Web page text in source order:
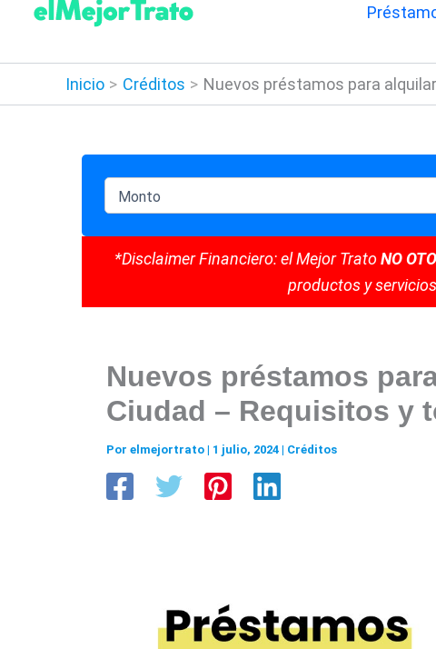
contenido
Inicio Créditos Nuevos préstamos para
*Disclaimer Financiero: el Mejor TratoNO
productos y
Nuevos préstamos
Ciudad – Requisitos y
Por elmejortrato | 1 julio, 2024 | Créditos